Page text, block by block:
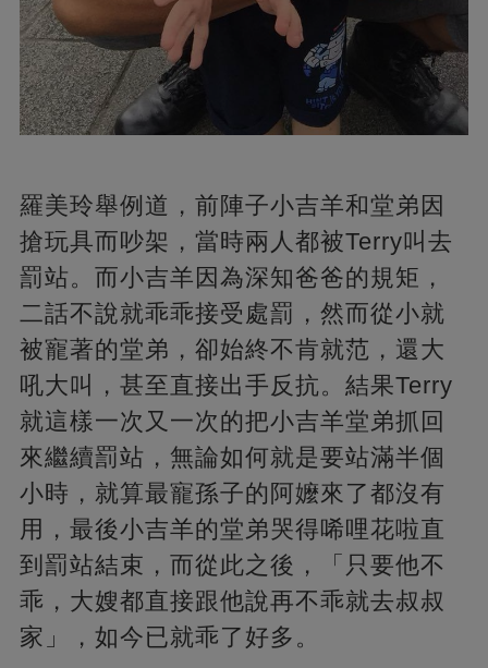
羅美玲舉例道，前陣子小吉羊和堂弟因
搶玩具而吵架，當時兩人都被Terry叫去
罰站。而小吉羊因為深知爸爸的規矩，
二話不說就乖乖接受處罰，然而從小就
被寵著的堂弟，卻始終不肯就范，還大
吼大叫，甚至直接出手反抗。結果Terry
就這樣一次又一次的把小吉羊堂弟抓回
來繼續罰站，無論如何就是要站滿半個
小時，就算最寵孫子的阿嬤來了都沒有
用，最後小吉羊的堂弟哭得唏哩花啦直
到罰站結束，而從此之後，「只要他不
乖，大嫂都直接跟他說再不乖就去叔叔
家」，如今已就乖了好多。